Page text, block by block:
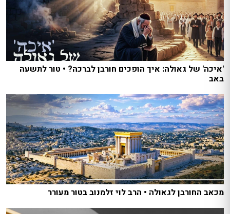
'איכה' של גאולה: איך הופכים חורבן לברכה? • טור לתשעה
באב
מכאב החורבן לגאולה • הרב לוי זלמנוב בטור מעורר